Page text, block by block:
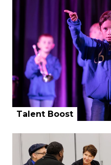
Talent Boost